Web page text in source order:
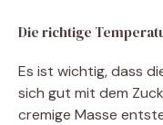
Die richtige
Es ist wichtig, dass
sich gut mit dem
cremige Masse